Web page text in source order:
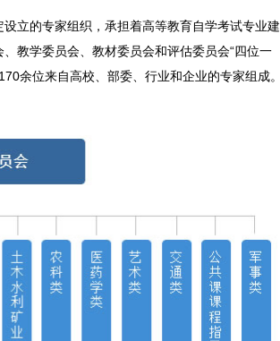
立的专家组织，承担着高等教育自学考试专业建
教学委员会、教材委员会和评估委员会“四位一
余位来自高校、部委、行业和企业的专家组成。